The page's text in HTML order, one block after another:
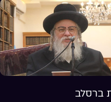
ברסלב